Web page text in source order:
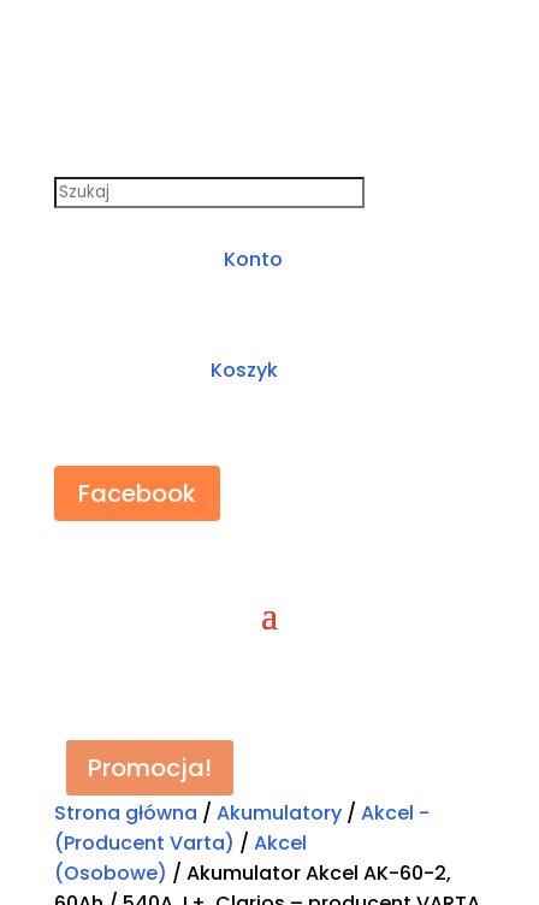
Konto
Koszyk
Facebook
Strona główna / Akumulatory/ Akcel -
(Producent Varta) / Akcel
(Osobowe) / Akumulator Akcel AK-60-2,
Promocja!